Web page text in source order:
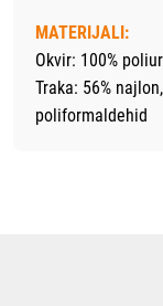
MATERIJALI:
Okvir: 100%
Traka: 56%
poliformaldehid